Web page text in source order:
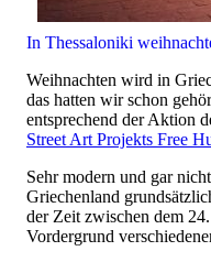
In Thessaloniki
Weihnachten wird in
das hatten wir schon
entsprechend der Aktion
Street Art Projekts Free
Sehr modern und gar
Griechenland
der Zeit zwischen dem
Vordergrund